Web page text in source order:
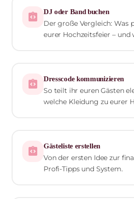
integration_instructions DJ oder Band buchen
Der große Vergleich: Was
eurer Hochzeitsfeier – und
integration_instructions Dresscode kommunizieren
So teilt ihr euren Gästen
welche Kleidung zu eurer
integration_instructions Gästeliste erstellen
Von der ersten Idee zur
Profi-Tipps und System.